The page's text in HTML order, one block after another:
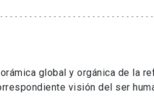
global y orgánica de
visión del ser